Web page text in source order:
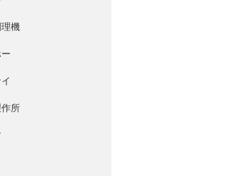
理機
所